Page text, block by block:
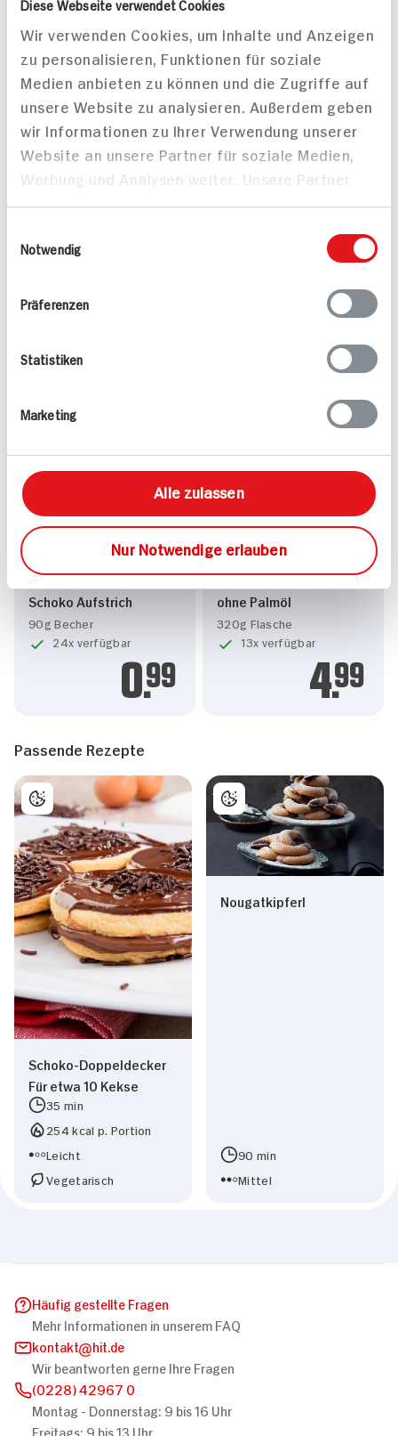
Diese Webseite verwendet Cookies
Wir verwenden Cookies, um Inhalte und Anzeigen
zu personalisieren, Funktionen für soziale
Medien anbieten zu können und die Zugriffe auf
unsere Website zu analysieren. Außerdem geben
wir Informationen zu Ihrer Verwendung unserer
Website an unsere Partner für soziale Medien,
Werbung und Analysen weiter. Unsere Partner
führen diese Informationen möglicherweise mit
bereitgestellt haben oder die sie im Rahmen
Notwendig
Präferenzen
Statistiken
Marketing
Alle zulassen
Nur Notwendige erlauben
400g Glas
30x verfügbar
DAUER
DISCOUNT
1.99
Nougat-Creme
400g Glas
15x verfügbar
DISCOUNT
4.45
Valsoia La Crema
10x verfügbar
Alnatura Schoko Nuss
5.99
Eurocrem Haselnuss-
Schoko Aufstrich
90g Becher
24x verfügbar
0.99
Darbo Nougatcreme
ohne Palmöl
320g Flasche
13x verfügbar
4.99
Passende Rezepte
Schoko-Doppeldecker
Für etwa 10 Kekse
35 min
254 kcal p. Portion
Leicht
Vegetarisch
Nougatkipferl
90 min
Mittel
Häufig gestellte Fragen
Mehr Informationen in unserem FAQ
kontakt
hit.de
Wir beantworten gerne Ihre Fragen
(0228) 42967 0
Montag - Donnerstag: 9 bis 16 Uhr
Freitags: 9 bis 13 Uhr